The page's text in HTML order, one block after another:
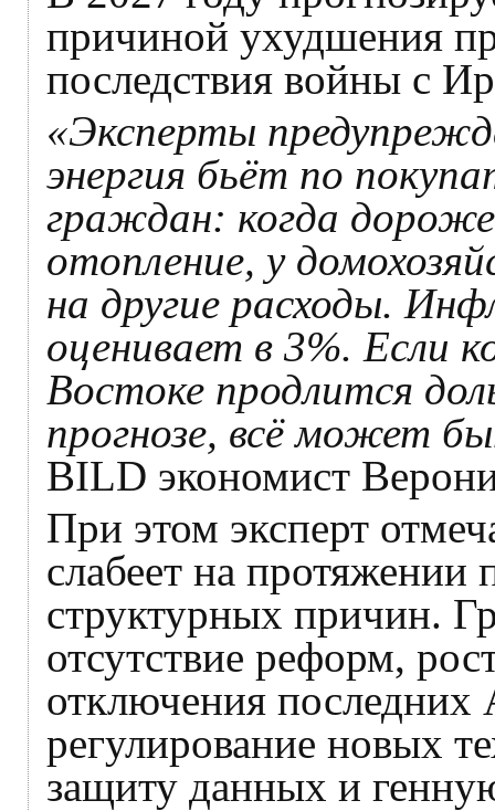
причиной ухудшения
последствия войны с
«Эксперты
энергия бьёт по
граждан: когда
отопление, у
на другие расходы.
оценивает в 3%. Если
Востоке продлится
прогнозе, всё может
BILD экономист
При этом эксперт
слабеет на протяжении
структурных причин.
отсутствие реформ,
отключения
регулирование новых
защиту данных и